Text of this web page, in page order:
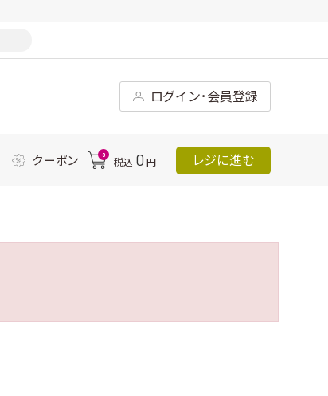
ログイン･会員登録
クーポン 0
税込 0 円 レジに進む